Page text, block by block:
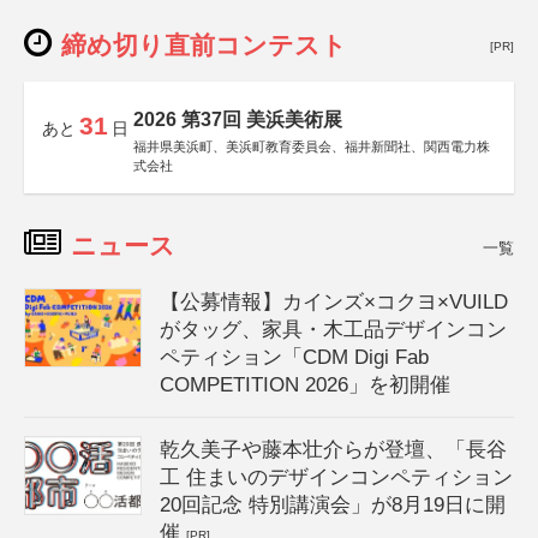
締め切り直前コンテスト [PR]
あと 31 日 2026 第37回 美浜美術展
福井県美浜町、美浜町教育委員会、福井新聞社、関西電力株
式会社
ニュース 一覧
【公募情報】カインズ×コクヨ×VUILD
がタッグ、家具・木工品デザインコン
ペティション「CDM Digi Fab
COMPETITION 2026」を初開催
乾久美子や藤本壮介らが登壇、「長谷
工 住まいのデザインコンペティション
20回記念 特別講演会」が8月19日に開
催[PR]